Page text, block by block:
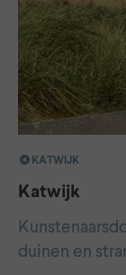
KATWIJK
Katwijk
duinen en